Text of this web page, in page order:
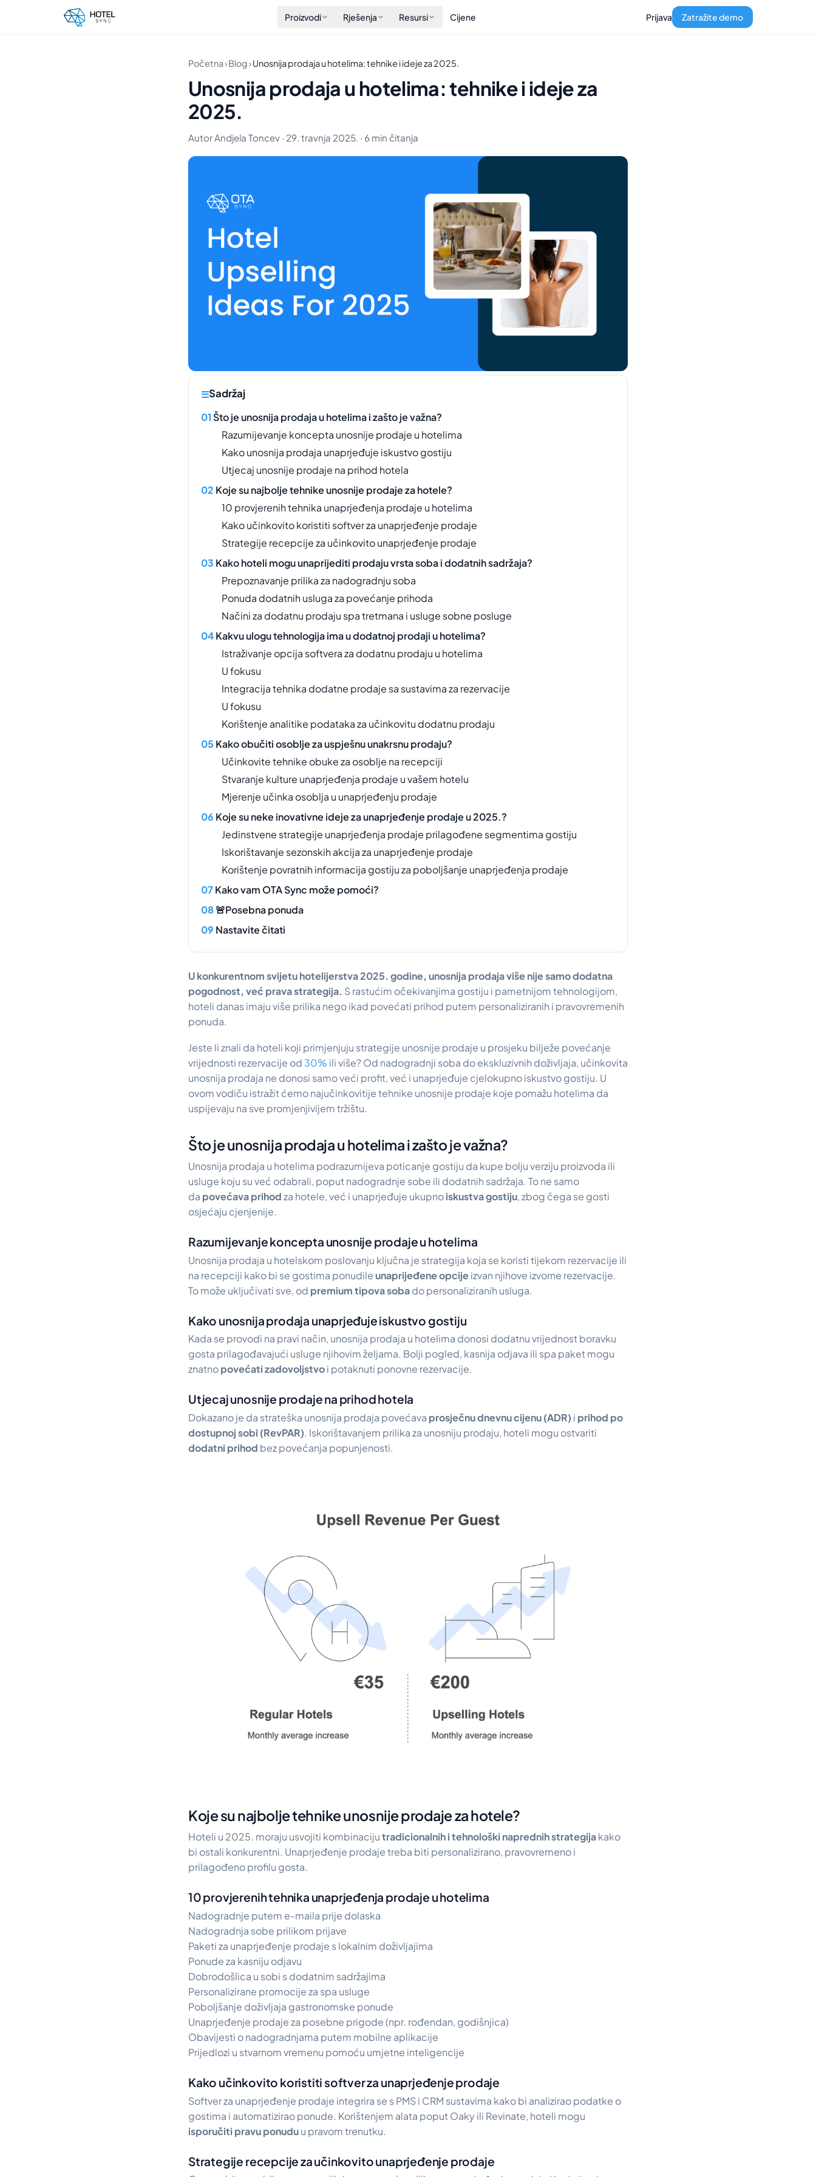
Proizvodi Rješenja Resursi Cijene Prijava Zatražite demo
Početna›Blog›Unosnija prodaja u hotelima: tehnike i ideje za 2025.
Unosnija prodaja u hotelima: tehnike i ideje za
2025.
Autor Andjela Toncev · 29. travnja 2025. · 6 min čitanja
Sadržaj
Što je unosnija prodaja u hotelima i zašto je važna?
Razumijevanje koncepta unosnije prodaje u hotelima
Kako unosnija prodaja unaprjeđuje iskustvo gostiju
Utjecaj unosnije prodaje na prihod hotela
Koje su najbolje tehnike unosnije prodaje za hotele?
10 provjerenih tehnika unaprjeđenja prodaje u hotelima
Kako učinkovito koristiti softver za unaprjeđenje prodaje
Strategije recepcije za učinkovito unaprjeđenje prodaje
Kako hoteli mogu unaprijediti prodaju vrsta soba i dodatnih sadržaja?
Prepoznavanje prilika za nadogradnju soba
Ponuda dodatnih usluga za povećanje prihoda
Načini za dodatnu prodaju spa tretmana i usluge sobne posluge
Kakvu ulogu tehnologija ima u dodatnoj prodaji u hotelima?
Istraživanje opcija softvera za dodatnu prodaju u hotelima
U fokusu
Integracija tehnika dodatne prodaje sa sustavima za rezervacije
U fokusu
Korištenje analitike podataka za učinkovitu dodatnu prodaju
Kako obučiti osoblje za uspješnu unakrsnu prodaju?
Učinkovite tehnike obuke za osoblje na recepciji
Stvaranje kulture unaprjeđenja prodaje u vašem hotelu
Mjerenje učinka osoblja u unaprjeđenju prodaje
Koje su neke inovativne ideje za unaprjeđenje prodaje u 2025.?
Jedinstvene strategije unaprjeđenja prodaje prilagođene segmentima gostiju
Iskorištavanje sezonskih akcija za unaprjeđenje prodaje
Korištenje povratnih informacija gostiju za poboljšanje unaprjeđenja prodaje
Kako vam OTA Sync može pomoći?
🚨Posebna ponuda
Nastavite čitati
U konkurentnom svijetu hotelijerstva 2025. godine, unosnija prodaja više nije samo dodatna
pogodnost, već prava strategija. S rastućim očekivanjima gostiju i pametnijom tehnologijom,
hoteli danas imaju više prilika nego ikad povećati prihod putem personaliziranih i pravovremenih
ponuda.
Jeste li znali da hoteli koji primjenjuju strategije unosnije prodaje u prosjeku bilježe povećanje
vrijednosti rezervacije od 30% ili više? Od nadogradnji soba do ekskluzivnih doživljaja, učinkovita
unosnija prodaja ne donosi samo veći profit, već i unaprjeđuje cjelokupno iskustvo gostiju. U
ovom vodiču istražit ćemo najučinkovitije tehnike unosnije prodaje koje pomažu hotelima da
uspijevaju na sve promjenjivijem tržištu.
Što je unosnija prodaja u hotelima i zašto je važna?
Unosnija prodaja u hotelima podrazumijeva poticanje gostiju da kupe bolju verziju proizvoda ili
usluge koju su već odabrali, poput nadogradnje sobe ili dodatnih sadržaja. To ne samo
da povećava prihodza hotele, već i unaprjeđuje ukupnoiskustva gostiju, zbog čega se gosti
osjećaju cjenjenije.
Razumijevanje koncepta unosnije prodaje u hotelima
Unosnija prodaja u hotelskom poslovanju ključna je strategija koja se koristi tijekom rezervacije ili
na recepciji kako bi se gostima ponudileunaprijeđene opcije izvan njihove izvorne rezervacije.
To može uključivati sve, od premium tipova sobado personaliziranih usluga.
Kako unosnija prodaja unaprjeđuje iskustvo gostiju
Kada se provodi na pravi način, unosnija prodaja u hotelima donosi dodatnu vrijednost boravku
gosta prilagođavajući usluge njihovim željama. Bolji pogled, kasnija odjava ili spa paket mogu
znatnopovećati zadovoljstvoi potaknuti ponovne rezervacije.
Utjecaj unosnije prodaje na prihod hotela
Dokazano je da strateška unosnija prodaja povećava prosječnu dnevnu cijenu (ADR) i prihod po
dostupnoj sobi (RevPAR). Iskorištavanjem prilika za unosniju prodaju, hoteli mogu ostvariti
dodatni prihod bez povećanja popunjenosti.
Koje su najbolje tehnike unosnije prodaje za hotele?
Hoteli u 2025. moraju usvojiti kombinacijutradicionalnih i tehnološki naprednih strategijakako
bi ostali konkurentni. Unaprjeđenje prodaje treba biti personalizirano, pravovremeno i
prilagođeno profilu gosta.
10 provjerenih tehnika unaprjeđenja prodaje u hotelima
Nadogradnje putem e-maila prije dolaska
Nadogradnja sobe prilikom prijave
Paketi za unaprjeđenje prodaje s lokalnim doživljajima
Ponude za kasniju odjavu
Dobrodošlica u sobi s dodatnim sadržajima
Personalizirane promocije za spa usluge
Poboljšanje doživljaja gastronomske ponude
Unaprjeđenje prodaje za posebne prigode (npr. rođendan, godišnjica)
Obavijesti o nadogradnjama putem mobilne aplikacije
Prijedlozi u stvarnom vremenu pomoću umjetne inteligencije
Kako učinkovito koristiti softver za unaprjeđenje prodaje
Softver za unaprjeđenje prodaje integrira se s PMS i CRM sustavima kako bi analizirao podatke o
gostima i automatizirao ponude. Korištenjem alata poput Oaky ili Revinate, hoteli mogu
isporučiti pravu ponuduu pravom trenutku.
Strategije recepcije za učinkovito unaprjeđenje prodaje